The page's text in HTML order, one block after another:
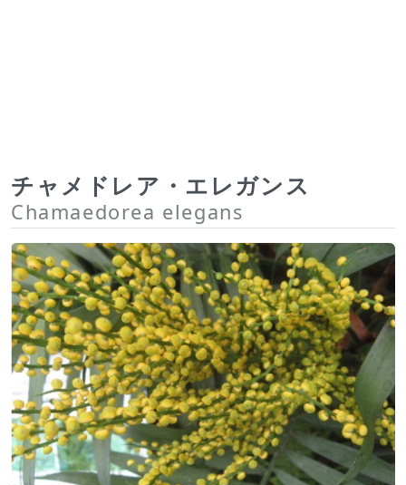
チャメドレア・エレガンス
Chamaedorea elegans